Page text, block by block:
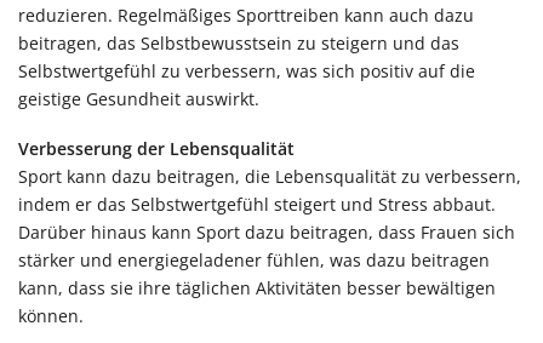
reduzieren. Regelmäßiges Sporttreiben kann auch dazu
beitragen, das Selbstbewusstsein zu steigern und das
Selbstwertgefühl zu verbessern, was sich positiv auf die
geistige Gesundheit auswirkt.
Verbesserung der Lebensqualität
Sport kann dazu beitragen, die Lebensqualität zu verbessern,
indem er das Selbstwertgefühl steigert und Stress abbaut.
Darüber hinaus kann Sport dazu beitragen, dass Frauen sich
stärker und energiegeladener fühlen, was dazu beitragen
kann, dass sie ihre täglichen Aktivitäten besser bewältigen
können.